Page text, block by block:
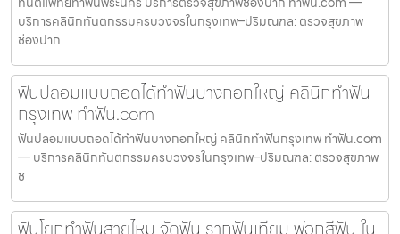
บริการคลินิกทันตกรรมครบวงจรในกรุงเทพ–ปริมณฑล: ตรวจสุขภาพ
ช่องปาก
ฟันปลอมแบบถอดได้ทำฟันบางกอกใหญ่ คลินิกทำฟัน
กรุงเทพ ทำฟัน.com
ฟันปลอมแบบถอดได้ทำฟันบางกอกใหญ่ คลินิกทำฟันกรุงเทพ ทำฟัน.com
— บริการคลินิกทันตกรรมครบวงจรในกรุงเทพ–ปริมณฑล: ตรวจสุขภาพ
ช